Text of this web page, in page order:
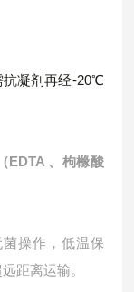
抗凝剂再经-20℃
EDTA 、枸橼酸
操作，低温保
距离运输。